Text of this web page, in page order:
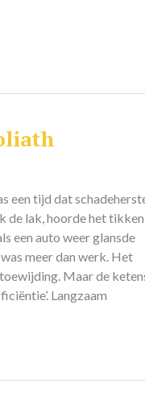
een tijd dat
de lak, hoorde het tikken
een auto weer glansde
meer dan werk. Het
Maar de
Langzaam